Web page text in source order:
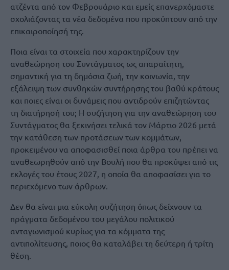
ατζέντα από τον Φεβρουάριο και εμείς επανερχόμαστε
σχολιάζοντας τα νέα δεδομένα που προκύπτουν από την
επικαιροποίησή της.
Ποια είναι τα στοιχεία που χαρακτηρίζουν την
αναθεώρηση του Συντάγματος ως απαραίτητη,
σημαντική για τη δημόσια ζωή, την κοινωνία, την
εξάλειψη των συνθηκών συντήρησης του βαθύ κράτους
και ποιες είναι οι δυνάμεις που αντιδρούν επιζητώντας
τη διατήρησή του; Η συζήτηση για την αναθεώρηση του
Συντάγματος θα ξεκινήσει τελικά τον Μάρτιο 2026 μετά
την κατάθεση των προτάσεων των κομμάτων,
προκειμένου να αποφασισθεί ποια άρθρα του πρέπει να
αναθεωρηθούν από την Βουλή που θα προκύψει από τις
εκλογές του έτους 2027, η οποία θα αποφασίσει για το
περιεχόμενο των άρθρων.
Δεν θα είναι μια εύκολη συζήτηση όπως δείχνουν τα
πράγματα δεδομένου του μεγάλου πολιτικού
ανταγωνισμού κυρίως για τα κόμματα της
αντιπολίτευσης, ποιος θα καταλάβει τη δεύτερη ή τρίτη
θέση.